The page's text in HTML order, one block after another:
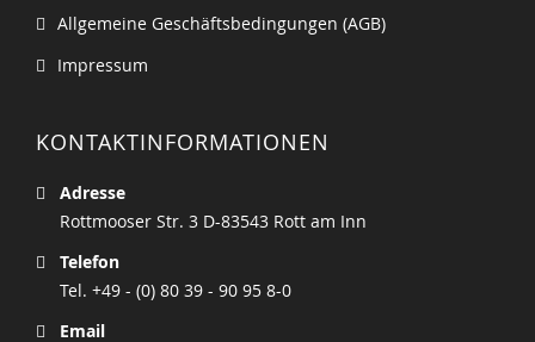
Allgemeine Geschäftsbedingungen (AGB)
Impressum
KONTAKTINFORMATIONEN
Adresse
Rottmooser Str. 3 D-83543 Rott am Inn
Telefon
Tel. +49 - (0) 80 39 - 90 95 8-0
Email